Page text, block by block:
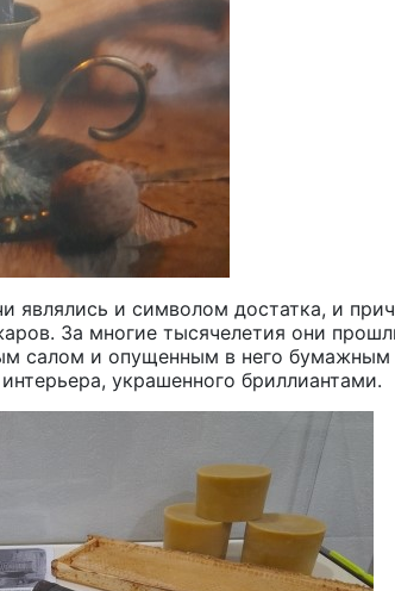
являлись и символом достатка, и
За многие тысячелетия они
салом и опущенным в него
украшенного бриллиантами.